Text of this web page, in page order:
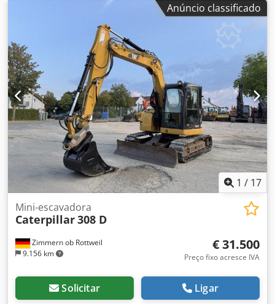
Anúncio classificado
1 / 17
Zimmern ob Rottweil
9.156 km
Mini-escavadora
Caterpillar308 D
€ 31.500
Preço fixo acresce IVA
Solicitar Ligar